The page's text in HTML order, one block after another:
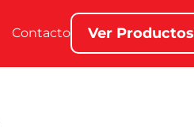
Contacto Ver Productos